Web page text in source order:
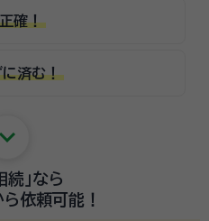
確！
に済む！
keyboard_arrow_down
続」なら
依頼可能！